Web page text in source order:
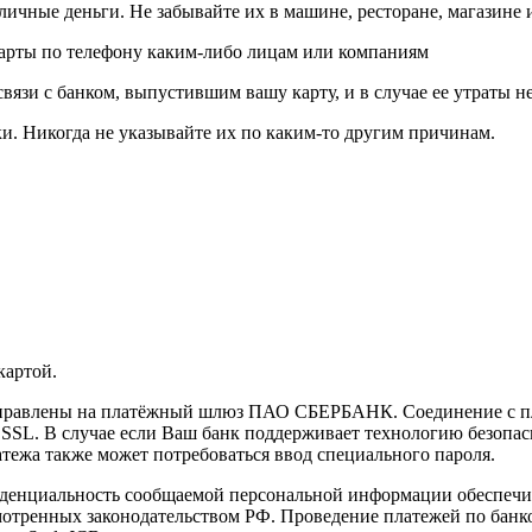
деньги. Не забывайте их в машине, ресторане, магазине
по телефону каким-либо лицам или компаниям
с банком, выпустившим вашу карту, и в случае ее утраты
Никогда не указывайте их по каким-то другим причинам.
на платёжный шлюз ПАО СБЕРБАНК. Соединение с
В случае если Ваш банк поддерживает технологию
также может потребоваться ввод специального пароля.
сообщаемой персональной информации
законодательством РФ. Проведение платежей по